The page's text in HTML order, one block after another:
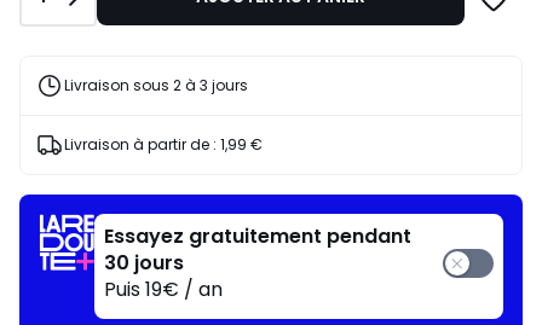
l’achat
articles
J'en
Livraison sous 2 à 3 jours
Livraison à partir de : 1,99 €
Essayez gratuitement pendant
30 jours
Puis 19€ / an